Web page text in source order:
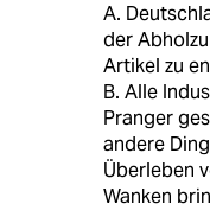
A.
der
Artikel zu
B. Alle
Pranger
andere
Überleben
Wanken